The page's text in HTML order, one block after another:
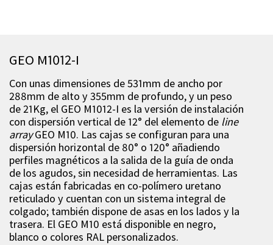
GEO M1012-I
Con unas dimensiones de 531mm de ancho por
288mm de alto y 355mm de profundo, y un peso
de 21Kg, el GEO M1012-I es la versión de instalación
con dispersión vertical de 12° del elemento de line
arrayGEO M10. Las cajas se configuran para una
dispersión horizontal de 80° o 120° añadiendo
perfiles magnéticos a la salida de la guía de onda
de los agudos, sin necesidad de herramientas. Las
cajas están fabricadas en co-polímero uretano
reticulado y cuentan con un sistema integral de
colgado; también dispone de asas en los lados y la
trasera. El GEO M10 está disponible en negro,
blanco o colores RAL personalizados.